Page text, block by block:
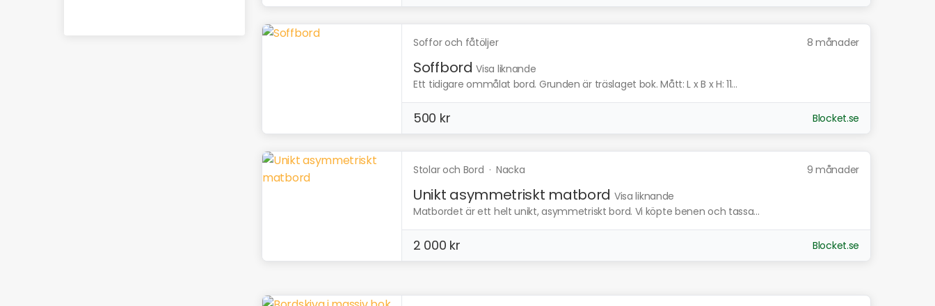
Soffor och fåtöljer 8 månader
Soffbord Visa liknande
Ett tidigare ommålat bord. Grunden är träslaget bok. Mått: L x B x H: 11...
500 kr Blocket.se
Stolar och Bord · Nacka 9 månader
Unikt asymmetriskt matbord Visa liknande
Matbordet är ett helt unikt, asymmetriskt bord. Vi köpte benen och tassa...
2 000 kr Blocket.se